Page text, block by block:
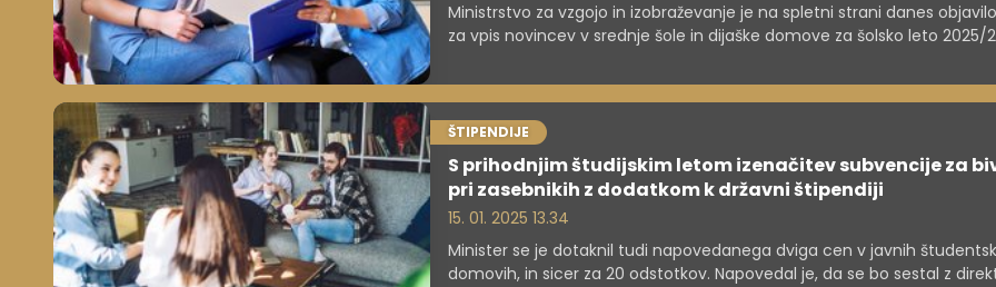
Ministrstvo za vzgojo in izobraževanje je na spletni strani danes
za vpis novincev v srednje šole in dijaške domove za šolsko leto 2025/
kandidirali na skupno 26.008 vpisnih mest na srednjih šolah. Šole bodo
sprejemale prijave za vpis do 2. aprila. Več pomembnih datumov v
ŠTIPENDIJE
S prihodnjim študijskim letom izenačitev subvencije za
pri zasebnikih z dodatkom k državni štipendiji
15. 01. 2025 13.34
Minister se je dotaknil tudi napovedanega dviga cen v javnih
domovih, in sicer za 20 odstotkov. Napovedal je, da se bo sestal z